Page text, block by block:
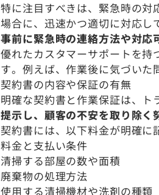
特に注目すべきは、緊急時の
場合に、迅速かつ適切に対応し
事前に緊急時の連絡方法や対応
優れたカスタマーサポートを持
す。例えば、作業後に気づいた
契約書の内容や保証の有無
明確な契約書と作業保証は、
提示し、顧客の不安を取り除く
契約書には、以下料金が明確に
料金と支払い条件
清掃する部屋の数や面積
廃棄物の処理方法
使用する清掃機材や洗剤の種類